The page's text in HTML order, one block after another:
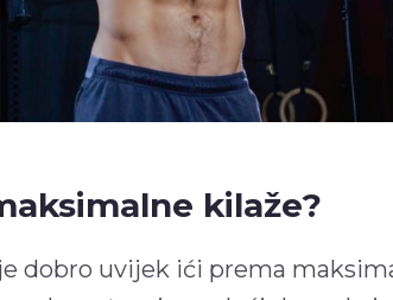
kilaže?
dobro uvijek ići prema